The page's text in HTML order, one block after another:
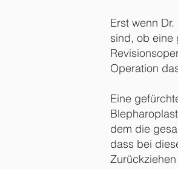
Erst wenn
sind, ob eine
Operation
Eine
dem die
dass bei